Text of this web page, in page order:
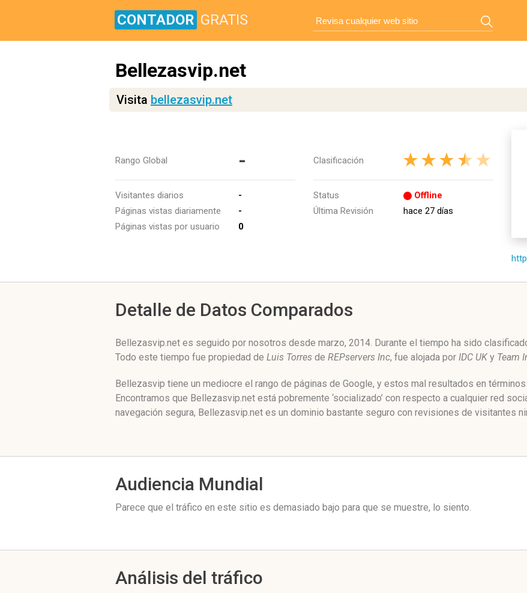
CONTADOR GRATIS
Bellezasvip.net
Visita bellezasvip.net
Rango Global -
Visitantes diarios
-
Páginas vistas diariamente
-
Páginas vistas por usuario
0
Clasificación
Status
Offline
Última Revisión
hace 27 días
Detalle de Datos Comparados
Bellezasvip.net es seguido por nosotros desde marzo, 2014. Durante el tiempo ha sido
Todo este tiempo fue propiedad de Luis Torres de REPservers Inc, fue alojada por IDC UKy Team
Bellezasvip tiene un mediocre el rango de páginas de Google, y estos mal resultados en
Encontramos que Bellezasvip.net está pobremente ‘socializado’ con respecto a cualquier red
navegación segura, Bellezasvip.net es un dominio bastante seguro con revisiones de visitantes
Audiencia Mundial
Parece que el tráfico en este sitio es demasiado bajo para que se muestre, lo siento.
Análisis del tráfico